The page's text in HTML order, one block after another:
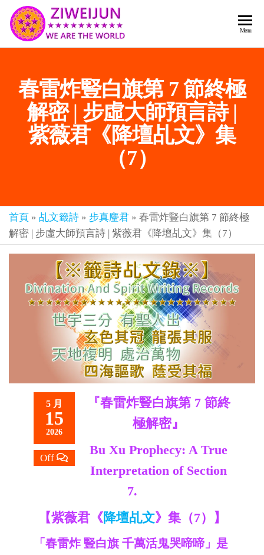
紫薇
《推
背
圖》
預
言-
君寰
宇傳
奇官
網
世
主
樂
章-
人
人
都
亞-
個
個
是
救
世
主
Menu
春雷炸豎白旗第 7 節終極
解密 | 步虛大師預言詩 |
紫薇君《降壇乩文》集
（7）
首頁 » 乩文籤詩 » 步真麈君 » 春雷炸豎白旗第 7 節終極
解密 | 步虛大師預言詩 | 紫薇君《降壇乩文》集（7）
5 月
15
2026
Off
『春雷炸豎白旗第 7 節終
極解密』
Bu Xu Prophecy: A True
Interpretation of Section
7.
【紫薇君《降壇乩文》集（7）】
「春雷炸 豎白旗 千萬活鬼哭啼啼」是